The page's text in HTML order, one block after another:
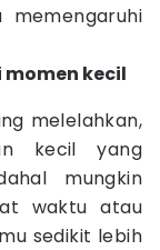
kecil
melelahkan,
kecil yang
mungkin
waktu atau
sedikit lebih